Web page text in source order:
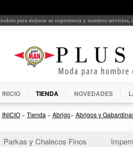
para mejorar su experiencia y nuestros
INICIO TIENDA NOVEDADES
INICIO » Tienda » Abrigo» Abrigos y
Parkas y Chalecos Finos